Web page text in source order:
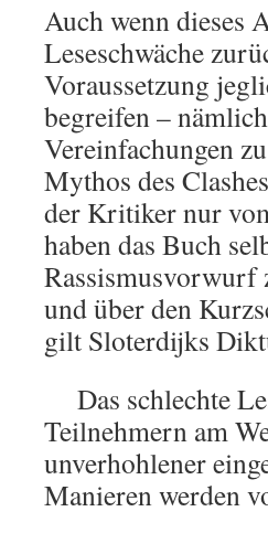
Auch wenn dieses
Leseschwäche
Voraussetzung
begreifen –
Vereinfachungen
Mythos des
der Kritiker nur
haben das Buch
Rassismusvorwurf
und über den
gilt Sloterdijks
Das schlechte
Teilnehmern am
unverhohlener
Manieren werden